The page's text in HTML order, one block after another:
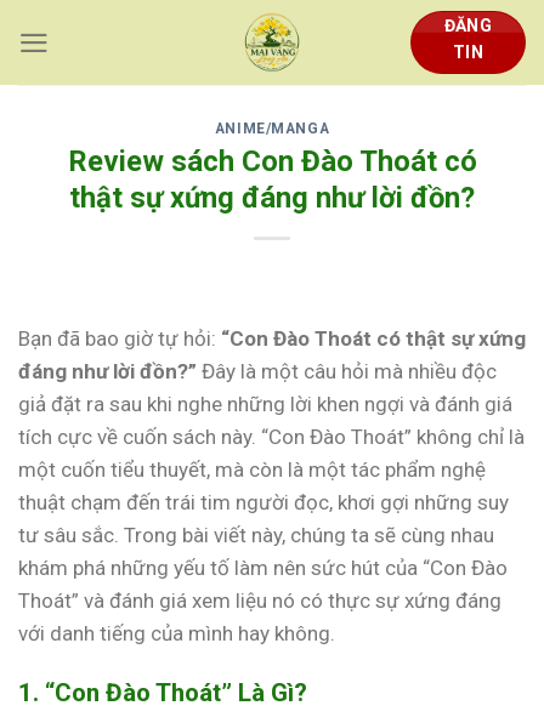
content
ĐĂNG
TIN
ANIME/MANGA
Review sách Con Đào Thoát có
thật sự xứng đáng như lời đồn?
Bạn đã bao giờ tự hỏi: “Con Đào Thoát có thật sự xứng
đáng như lời đồn?” Đây là một câu hỏi mà nhiều độc
giả đặt ra sau khi nghe những lời khen ngợi và đánh giá
tích cực về cuốn sách này. “Con Đào Thoát” không chỉ là
một cuốn tiểu thuyết, mà còn là một tác phẩm nghệ
thuật chạm đến trái tim người đọc, khơi gợi những suy
tư sâu sắc. Trong bài viết này, chúng ta sẽ cùng nhau
khám phá những yếu tố làm nên sức hút của “Con Đào
Thoát” và đánh giá xem liệu nó có thực sự xứng đáng
với danh tiếng của mình hay không.
1. “Con Đào Thoát” Là Gì?